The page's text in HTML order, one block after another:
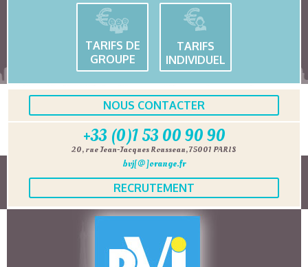
TARIFS DE
GROUPE
TARIFS
INDIVIDUEL
NOUS CONTACTER
+33 (0)1 53 00 90 90
20, rue Jean-Jacques Rousseau, 75001 PARIS
bvj[@]orange.fr
RECRUTEMENT